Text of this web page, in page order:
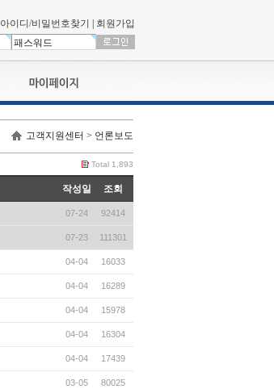
아이디/비밀번호찾기 회원가입
나의신청내역
교육영상강의실
회원정보
나의 신청비
나의활동내역
나의 연회비
고객지원센터 > 언론보도
Total 1,893
작성일 조회
07-24 92414
07-23 111301
04-04 16033
04-04 16289
04-04 15978
04-04 16304
04-04 17439
03-05 80025